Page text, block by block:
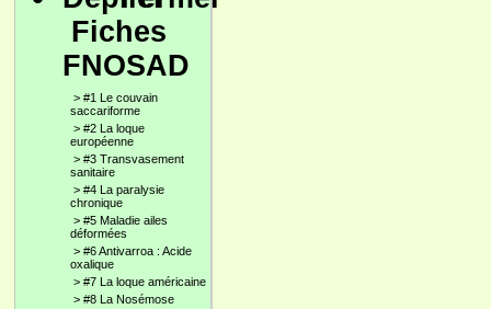
Fiches
FNOSAD
> #1 Le couvain
saccariforme
> #2 La loque
européenne
> #3 Transvasement
sanitaire
> #4 La paralysie
chronique
> #5 Maladie ailes
déformées
> #6 Antivarroa : Acide
oxalique
> #7 La loque américaine
> #8 La Nosémose